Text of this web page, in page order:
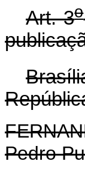
Art. 3o
Pedro